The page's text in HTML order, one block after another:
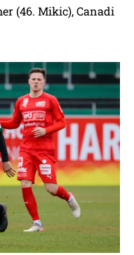
(46. Mikic), Canadi